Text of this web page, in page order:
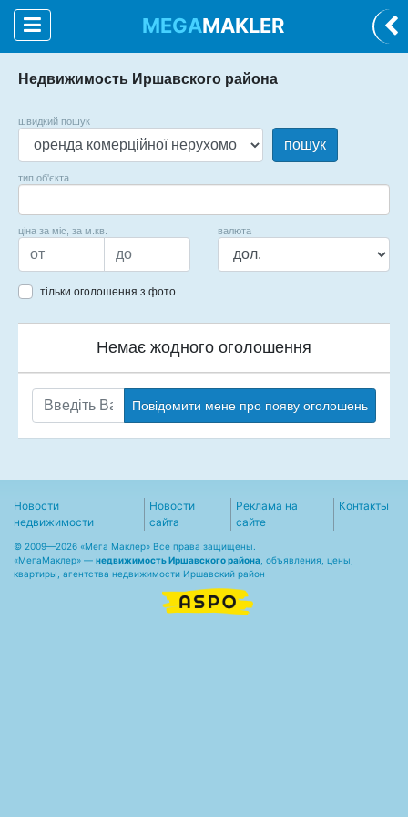
MEGAMAKLER
Недвижимость Иршавского района
швидкий пошук
пошук
тип об'єкта
ціна за міс, за м.кв. валюта
тільки оголошення з фото
Немає жодного оголошення
Повідомити мене про появу оголошень
Новости
недвижимости
Новости
сайта
Реклама на
сайте
Контакты
© 2009—2026 «Мега Маклер» Все права защищены.
«МегаМаклер» — недвижимость Иршавского района , объявления, цены,
квартиры, агентства недвижимости Иршавский район